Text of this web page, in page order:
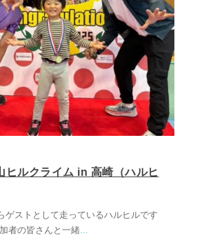
ヒルクライム in 高崎（ハルヒ
ゲストとして走っているハルヒルです
者の皆さんと一緒...